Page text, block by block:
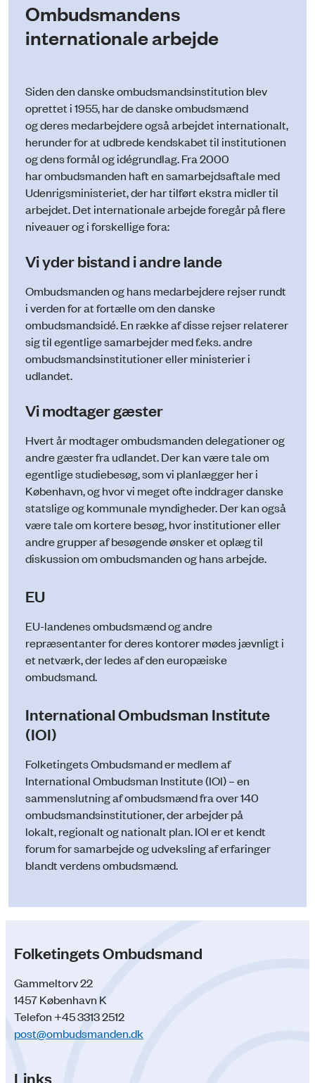
Ombudsmandens
internationale arbejde
Siden den danske ombudsmandsinstitution blev
oprettet i 1955, har de danske ombudsmænd
og deres medarbejdere også arbejdet internationalt,
herunder for at udbrede kendskabet til institutionen
og dens formål og idégrundlag. Fra 2000
har ombudsmanden haft en samarbejdsaftale med
Udenrigsministeriet, der har tilført ekstra midler til
arbejdet. Det internationale arbejde foregår på flere
niveauer og i forskellige fora:
Vi yder bistand i andre lande
Ombudsmanden og hans medarbejdere rejser rundt
i verden for at fortælle om den danske
ombudsmandsidé. En række af disse rejser relaterer
sig til egentlige samarbejder med f.eks. andre
ombudsmandsinstitutioner eller ministerier i
udlandet.
Vi modtager gæster
Hvert år modtager ombudsmanden delegationer og
andre gæster fra udlandet. Der kan være tale om
egentlige studiebesøg, som vi planlægger her i
København, og hvor vi meget ofte inddrager danske
statslige og kommunale myndigheder. Der kan også
være tale om kortere besøg, hvor institutioner eller
andre grupper af besøgende ønsker et oplæg til
diskussion om ombudsmanden og hans arbejde.
EU
EU-landenes ombudsmænd og andre
repræsentanter for deres kontorer mødes jævnligt i
et netværk, der ledes af den europæiske
ombudsmand.
International Ombudsman Institute
(IOI)
Folketingets Ombudsmand er medlem af
International Ombudsman Institute (IOI) – en
sammenslutning af ombudsmænd fra over 140
ombudsmandsinstitutioner, der arbejder på
lokalt, regionalt og nationalt plan. IOI er et kendt
forum for samarbejde og udveksling af erfaringer
blandt verdens ombudsmænd.
Folketingets Ombudsmand
Gammeltorv 22
1457 København K
Telefon +45 3313 2512
post@ombudsmanden.dk
Links